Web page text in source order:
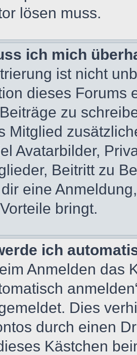
lösen muss.
ich mich
ist nicht
dieses Forums
zu
Mitglied
Avatarbilder,
Beitritt zu
eine
bringt.
ich
Anmelden das
Dies
durch einen
Kästchen